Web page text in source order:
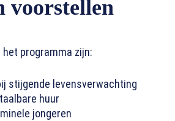
voorstellen
programma zijn:
stijgende levensverwachting
huur
jongeren